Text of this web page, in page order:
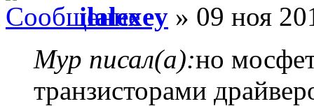
ilalexey » 09 ноя
Myp писал(а):но
транзисторами